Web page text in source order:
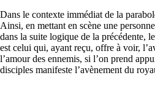
Dans le contexte immédiat de la
Ainsi, en mettant en scène une
dans la suite logique de la précédente,
est celui qui, ayant reçu, offre à voir,
l’amour des ennemis, si l’on prend
disciples manifeste l’avènement du